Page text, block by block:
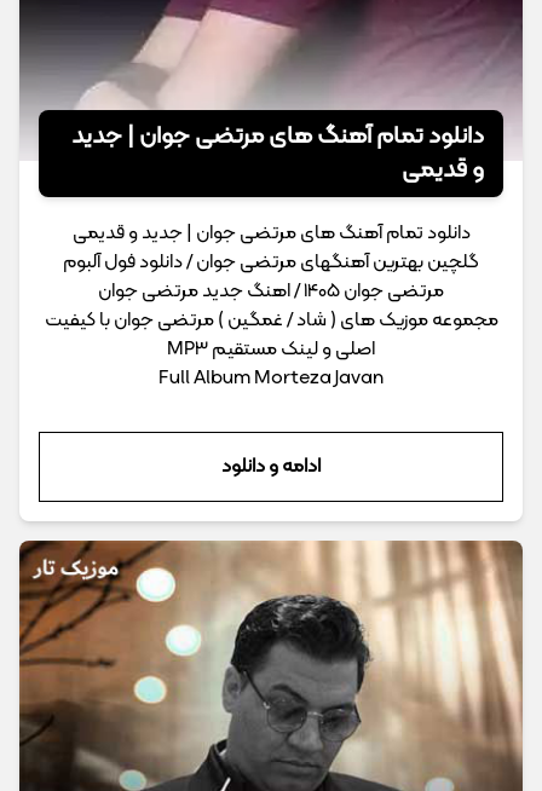
دانلود تمام آهنگ های مرتضی جوان | جدید
و قدیمی
دانلود تمام آهنگ های مرتضی جوان | جدید و قدیمی
گلچین بهترین آهنگهای مرتضی جوان / دانلود فول آلبوم
مرتضی جوان 1405 / اهنگ جدید مرتضی جوان
مجموعه موزیک های ( شاد / غمگین ) مرتضی جوان با کیفیت
اصلی و لینک مستقیم MP3
Full Album Morteza Javan
ادامه و دانلود